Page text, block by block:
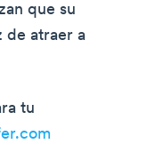
que su
de atraer a
tu